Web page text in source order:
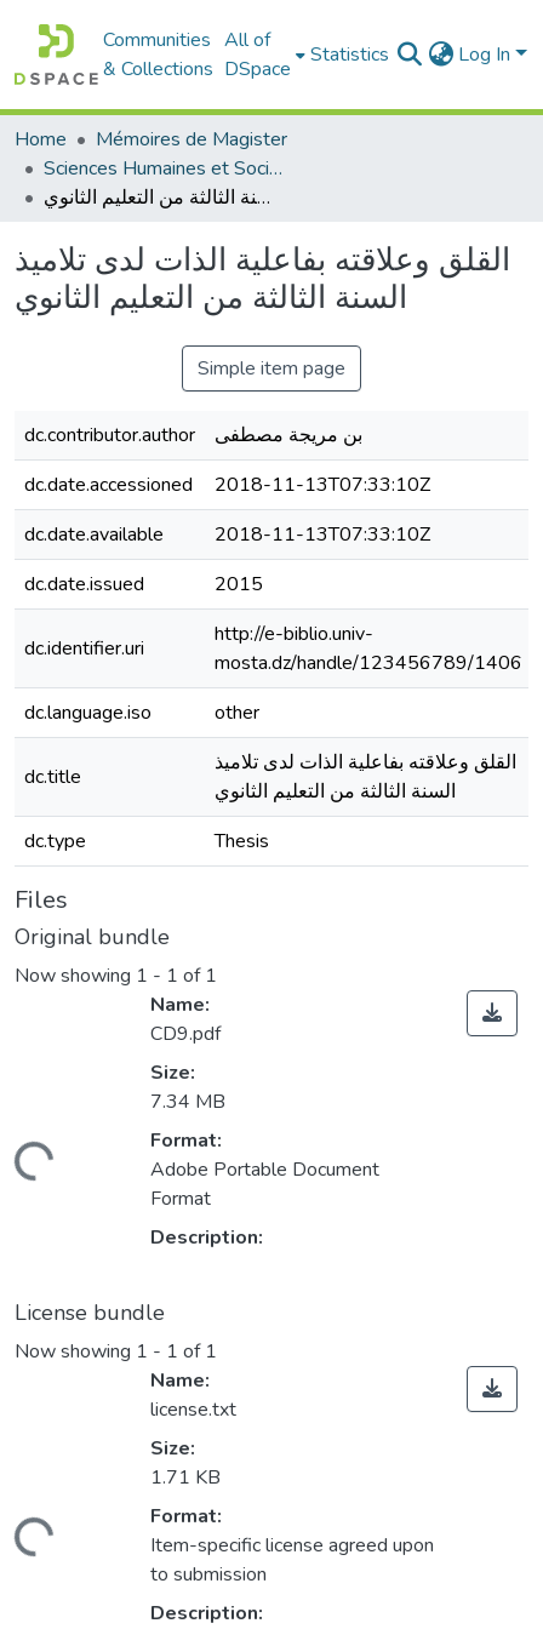
Communities
& Collections
All of
DSpace
Statistics Log In
Home
Mémoires de Magister
Sciences Humaines et Sociales - العلوم الإنسانية والاجتماعية
القلق وعلاقته بفاعلية الذات لدى تلاميذ السنة الثالثة من التعليم الثانوي
القلق وعلاقته بفاعلية الذات لدى تلاميذ
السنة الثالثة من التعليم الثانوي
Simple item page
dc.contributor.author
بن مريجة مصطفى
dc.date.accessioned
2018-11-13T07:33:10Z
dc.date.available
2018-11-13T07:33:10Z
dc.date.issued
2015
dc.identifier.uri
http://e-biblio.univ-
mosta.dz/handle/123456789/1406
dc.language.iso
other
dc.title
القلق وعلاقته بفاعلية الذات لدى تلاميذ
السنة الثالثة من التعليم الثانوي
dc.type Thesis
Files
Original bundle
Now showing 1 - 1 of 1
Loading...
Name:
CD9.pdf
Size:
7.34 MB
Format:
Adobe Portable Document
Format
Description:
License bundle
Now showing 1 - 1 of 1
Loading...
Name:
license.txt
Size:
1.71 KB
Format:
Item-specific license agreed upon
to submission
Description: